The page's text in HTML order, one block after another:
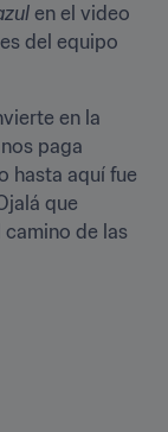
en el video
del equipo
en la
paga
hasta aquí fue
que
camino de las